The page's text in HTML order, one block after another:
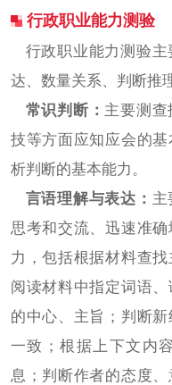
行政职业能力测验
行政职业能力测验
达、数量关系、判断推
常识判断： 主要测
技等方面应知应会的
析判断的基本能力。
言语理解与表达： 主
思考和交流、迅速准
力，包括根据材料查
阅读材料中指定词语
的中心、主旨；判断
一致；根据上下文内
息；判断作者的态度